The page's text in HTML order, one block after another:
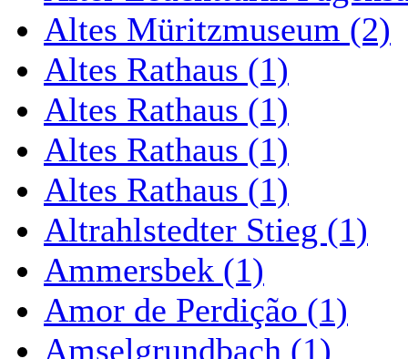
Altes Müritzmuseum (2)
Altes Rathaus (1)
Altes Rathaus (1)
Altes Rathaus (1)
Altes Rathaus (1)
Altrahlstedter Stieg (1)
Ammersbek (1)
Amor de Perdição (1)
Amselgrundbach (1)